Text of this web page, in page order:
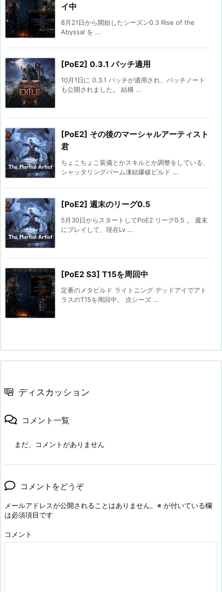
イ中
8月21日から開始したシーズン0.3 Rise of the
Abyssal を ...
[PoE2] 0.3.1 パッチ適用
10月1日に 0.3.1 パッチが適用され、パッチノート
も公開されました。 結構 ...
[PoE2] その後のマーシャルアーティスト
君
ちょこちょこ装備とかスキルとか調整をしている、
シャッタリングパーム凍結爆破ビルド ...
[PoE2] 週末のリーグ0.5
5月30日からスタートしてPoE2 リーグ0.5 。 週末
にプレイして、現在Lv ...
[PoE2 S3] T15を周回中
定番のメタビルド ライトニング デッドアイでアト
ラスのT15を周回中。 次シーズ ...
ディスカッション
コメント一覧
まだ、コメントがありません
コメントをどうぞ
メールアドレスが公開されることはありません。 ※ が付いている欄
は必須項目です
コメント